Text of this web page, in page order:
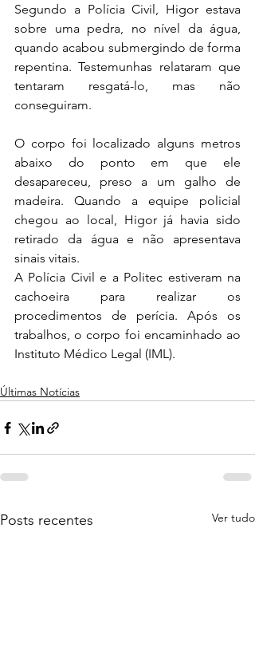
Segundo a Polícia Civil, Higor estava
sobre uma pedra, no nível da água,
quando acabou submergindo de forma
repentina. Testemunhas relataram que
tentaram resgatá-lo, mas não
conseguiram.
O corpo foi localizado alguns metros
abaixo do ponto em que ele
desapareceu, preso a um galho de
madeira. Quando a equipe policial
chegou ao local, Higor já havia sido
retirado da água e não apresentava
sinais vitais.
A Polícia Civil e a Politec estiveram na
cachoeira para realizar os
procedimentos de perícia. Após os
trabalhos, o corpo foi encaminhado ao
Instituto Médico Legal (IML).
Últimas Notícias
Posts recentes Ver tudo